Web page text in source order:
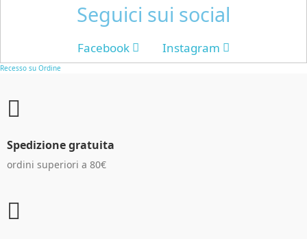
Seguici sui social
Facebook Instagram
Recesso su Ordine
Spedizione gratuita
ordini superiori a 80€